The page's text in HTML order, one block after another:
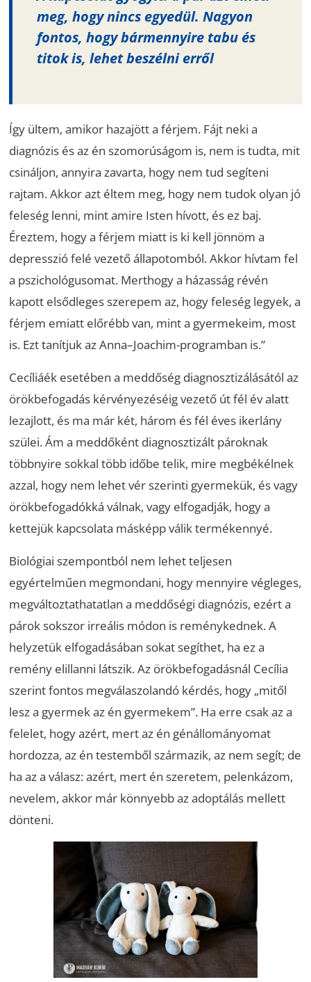
meg, hogy nincs egyedül. Nagyon
fontos, hogy bármennyire tabu és
titok is, lehet beszélni erről
Így ültem, amikor hazajött a férjem. Fájt neki a
diagnózis és az én szomorúságom is, nem is tudta, mit
csináljon, annyira zavarta, hogy nem tud segíteni
rajtam. Akkor azt éltem meg, hogy nem tudok olyan jó
feleség lenni, mint amire Isten hívott, és ez baj.
Éreztem, hogy a férjem miatt is ki kell jönnöm a
depresszió felé vezető állapotomból. Akkor hívtam fel
a pszichológusomat. Merthogy a házasság révén
kapott elsődleges szerepem az, hogy feleség legyek, a
férjem emiatt előrébb van, mint a gyermekeim, most
is. Ezt tanítjuk az Anna–Joachim-programban is.”
Cecíliáék esetében a meddőség diagnosztizálásától az
örökbefogadás kérvényezéséig vezető út fél év alatt
lezajlott, és ma már két, három és fél éves ikerlány
szülei. Ám a meddőként diagnosztizált pároknak
többnyire sokkal több időbe telik, mire megbékélnek
azzal, hogy nem lehet vér szerinti gyermekük, és vagy
örökbefogadókká válnak, vagy elfogadják, hogy a
kettejük kapcsolata másképp válik termékennyé.
Biológiai szempontból nem lehet teljesen
egyértelműen megmondani, hogy mennyire végleges,
megváltoztathatatlan a meddőségi diagnózis, ezért a
párok sokszor irreális módon is reménykednek. A
helyzetük elfogadásában sokat segíthet, ha ez a
remény elillanni látszik. Az örökbefogadásnál Cecília
szerint fontos megválaszolandó kérdés, hogy „mitől
lesz a gyermek az én gyermekem”. Ha erre csak az a
felelet, hogy azért, mert az én génállományomat
hordozza, az én testemből származik, az nem segít; de
ha az a válasz: azért, mert én szeretem, pelenkázom,
nevelem, akkor már könnyebb az adoptálás mellett
dönteni.